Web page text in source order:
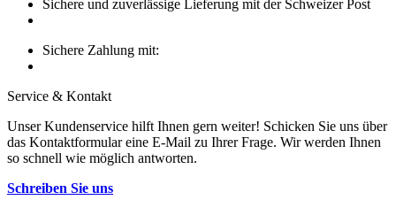
Sichere und zuverlässige Lieferung mit der Schweizer Post
Sichere Zahlung mit:
Service & Kontakt
Unser Kundenservice hilft Ihnen gern weiter! Schicken Sie uns über
das Kontaktformular eine E-Mail zu Ihrer Frage. Wir werden Ihnen
so schnell wie möglich antworten.
Schreiben Sie uns